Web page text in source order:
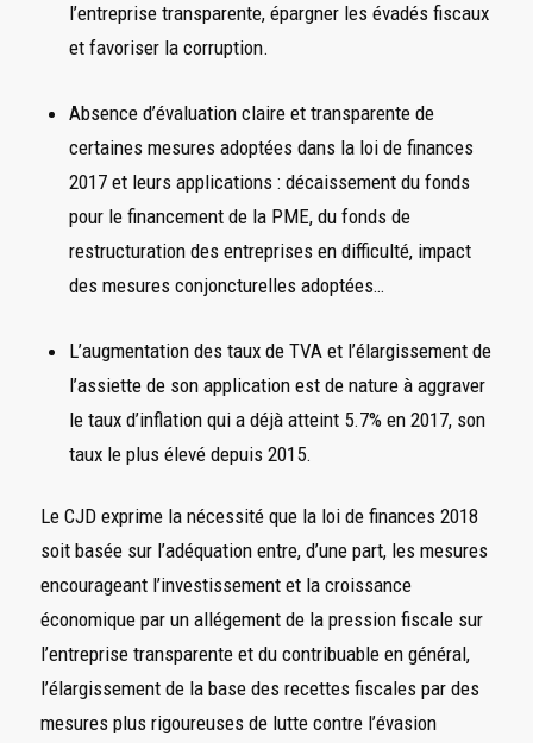
l’entreprise transparente, épargner les évadés fiscaux
et favoriser la corruption.
Absence d’évaluation claire et transparente de
certaines mesures adoptées dans la loi de finances
2017 et leurs applications : décaissement du fonds
pour le financement de la PME, du fonds de
restructuration des entreprises en difficulté, impact
des mesures conjoncturelles adoptées…
L’augmentation des taux de TVA et l’élargissement de
l’assiette de son application est de nature à aggraver
le taux d’inflation qui a déjà atteint 5.7% en 2017, son
taux le plus élevé depuis 2015.
Le CJD exprime la nécessité que la loi de finances 2018
soit basée sur l’adéquation entre, d’une part, les mesures
encourageant l’investissement et la croissance
économique par un allégement de la pression fiscale sur
l’entreprise transparente et du contribuable en général,
l’élargissement de la base des recettes fiscales par des
mesures plus rigoureuses de lutte contre l’évasion